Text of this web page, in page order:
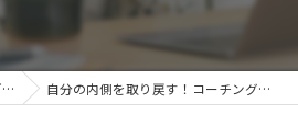
自分の内側を取り戻す！コーチング右脳開発で生きずらさ克服